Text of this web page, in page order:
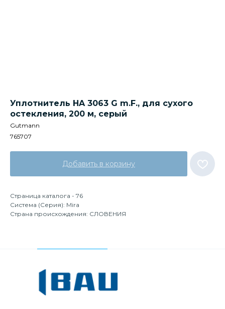
Уплотнитель HA 3063 G m.F., для сухого
остекления, 200 м, серый
Gutmann
765707
Добавить в корзину
Страница каталога - 76
Система (Серия): Mira
Страна происхождения: СЛОВЕНИЯ